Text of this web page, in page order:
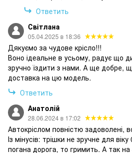
Ответить
Світлана
05.04.2025 в 18:36
Дякуємо за чудове крісло!!!
Воно ідеальне в усьому, радує що
зручно їздити з нами. А ще добре,
доставка на цю модель.
Ответить
Анатолій
28.06.2024 в 17:02
Автокріслом повністю задоволені,
Із мінусів: трішки не зручне для
погана дорога, то гримить. А так на